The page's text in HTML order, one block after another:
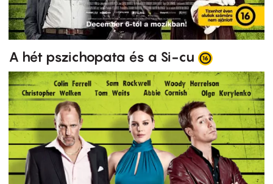
A hét pszichopata és a Si-cu